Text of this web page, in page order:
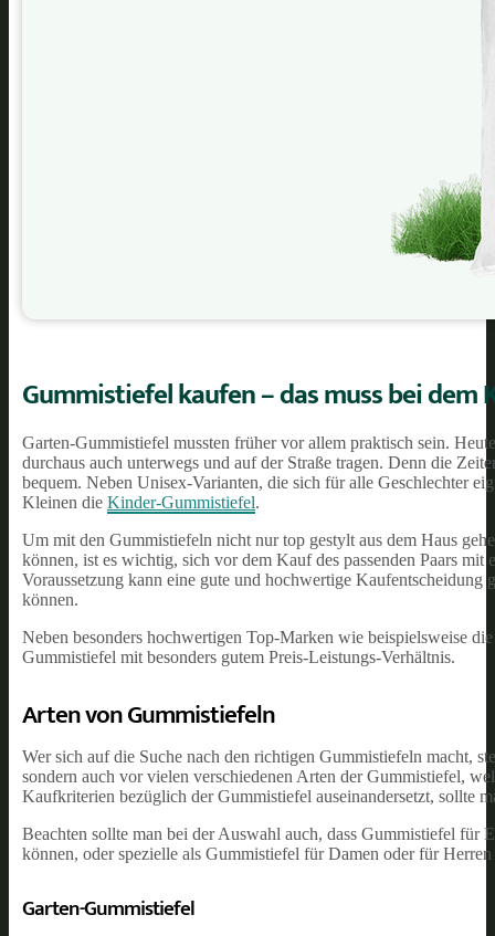
Gummistiefel kaufen – das muss bei dem
Garten-Gummistiefel mussten früher vor allem praktisch sein.
durchaus auch unterwegs und auf der Straße tragen. Denn die
bequem. Neben Unisex-Varianten, die sich für alle Geschlechter
Kleinen die Kinder-Gummistiefel.
Um mit den Gummistiefeln nicht nur top gestylt aus dem Haus
können, ist es wichtig, sich vor dem Kauf des passenden Paars
Voraussetzung kann eine gute und hochwertige
können.
Neben besonders hochwertigen Top-Marken wie beispielsweise
Gummistiefel mit besonders gutem Preis-Leistungs-Verhältnis.
Arten von Gummistiefeln
Wer sich auf die Suche nach den richtigen Gummistiefeln macht,
sondern auch vor vielen verschiedenen Arten der Gummistiefel,
Kaufkriterien bezüglich der Gummistiefel auseinandersetzt, sollte
Beachten sollte man bei der Auswahl auch, dass Gummistiefel für
können, oder spezielle als Gummistiefel für Damen oder für Herren
Garten-Gummistiefel